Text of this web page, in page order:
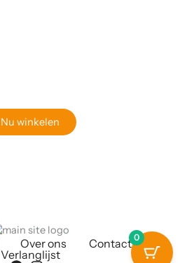
Nu winkelen
Over ons
Contact
Verlanglijst
0